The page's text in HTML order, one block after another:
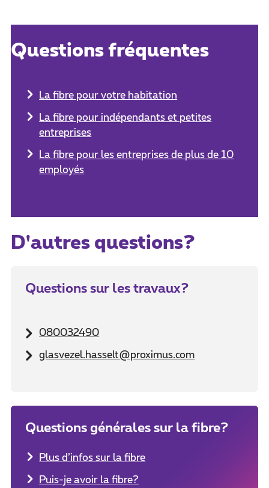
Questions fréquentes
La fibre pour votre habitation
La fibre pour indépendants et petites
entreprises
La fibre pour les entreprises de plus de 10
employés
D'autres questions?
Questions sur les travaux?
080032490
glasvezel.hasselt@proximus.com
Questions générales sur la fibre?
Plus d’infos sur la fibre
Puis-je avoir la fibre?